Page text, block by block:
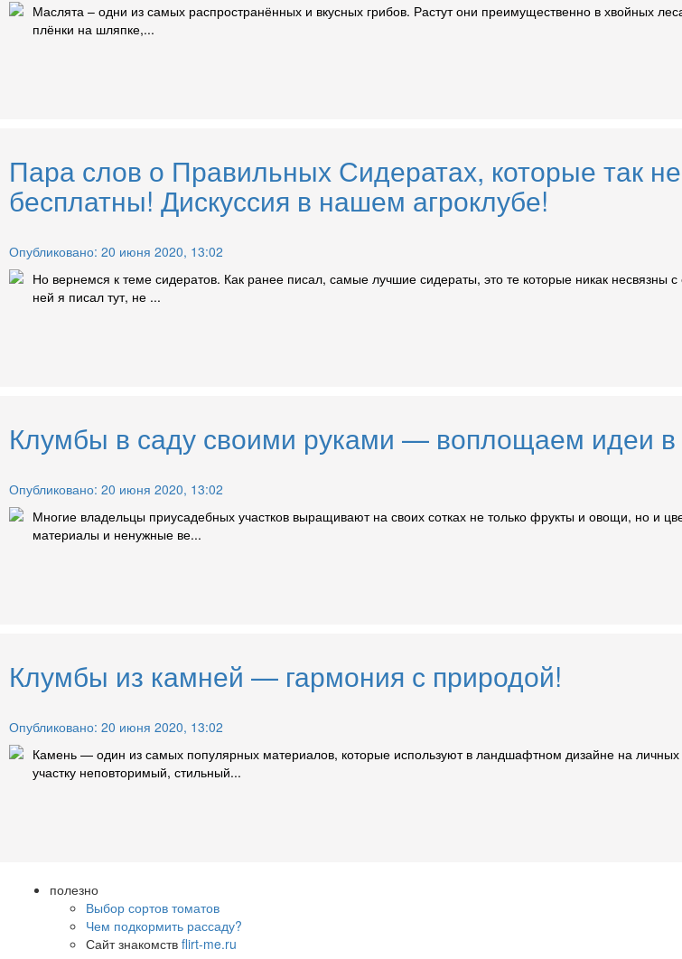
Маслята – одни из самых распространённых и вкусных грибов. Растут они преимущественно в хвойных
плёнки на шляпке,...
Пара слов о Правильных Сидератах, которые так
бесплатны! Дискуссия в нашем агроклубе!
Опубликовано: 20 июня 2020, 13:02
Но вернемся к теме сидератов. Как ранее писал, самые лучшие сидераты, это те которые никак
ней я писал тут, не ...
Клумбы в саду своими руками — воплощаем идеи в
Опубликовано: 20 июня 2020, 13:02
Многие владельцы приусадебных участков выращивают на своих сотках не только фрукты и овощи, но и
материалы и ненужные ве...
Клумбы из камней — гармония с природой!
Опубликовано: 20 июня 2020, 13:02
Камень — один из самых популярных материалов, которые используют в ландшафтном дизайне на
участку неповторимый, стильный...
полезно
Выбор сортов томатов
Чем подкормить рассаду?
Сайт знакомств flirt-me.ru